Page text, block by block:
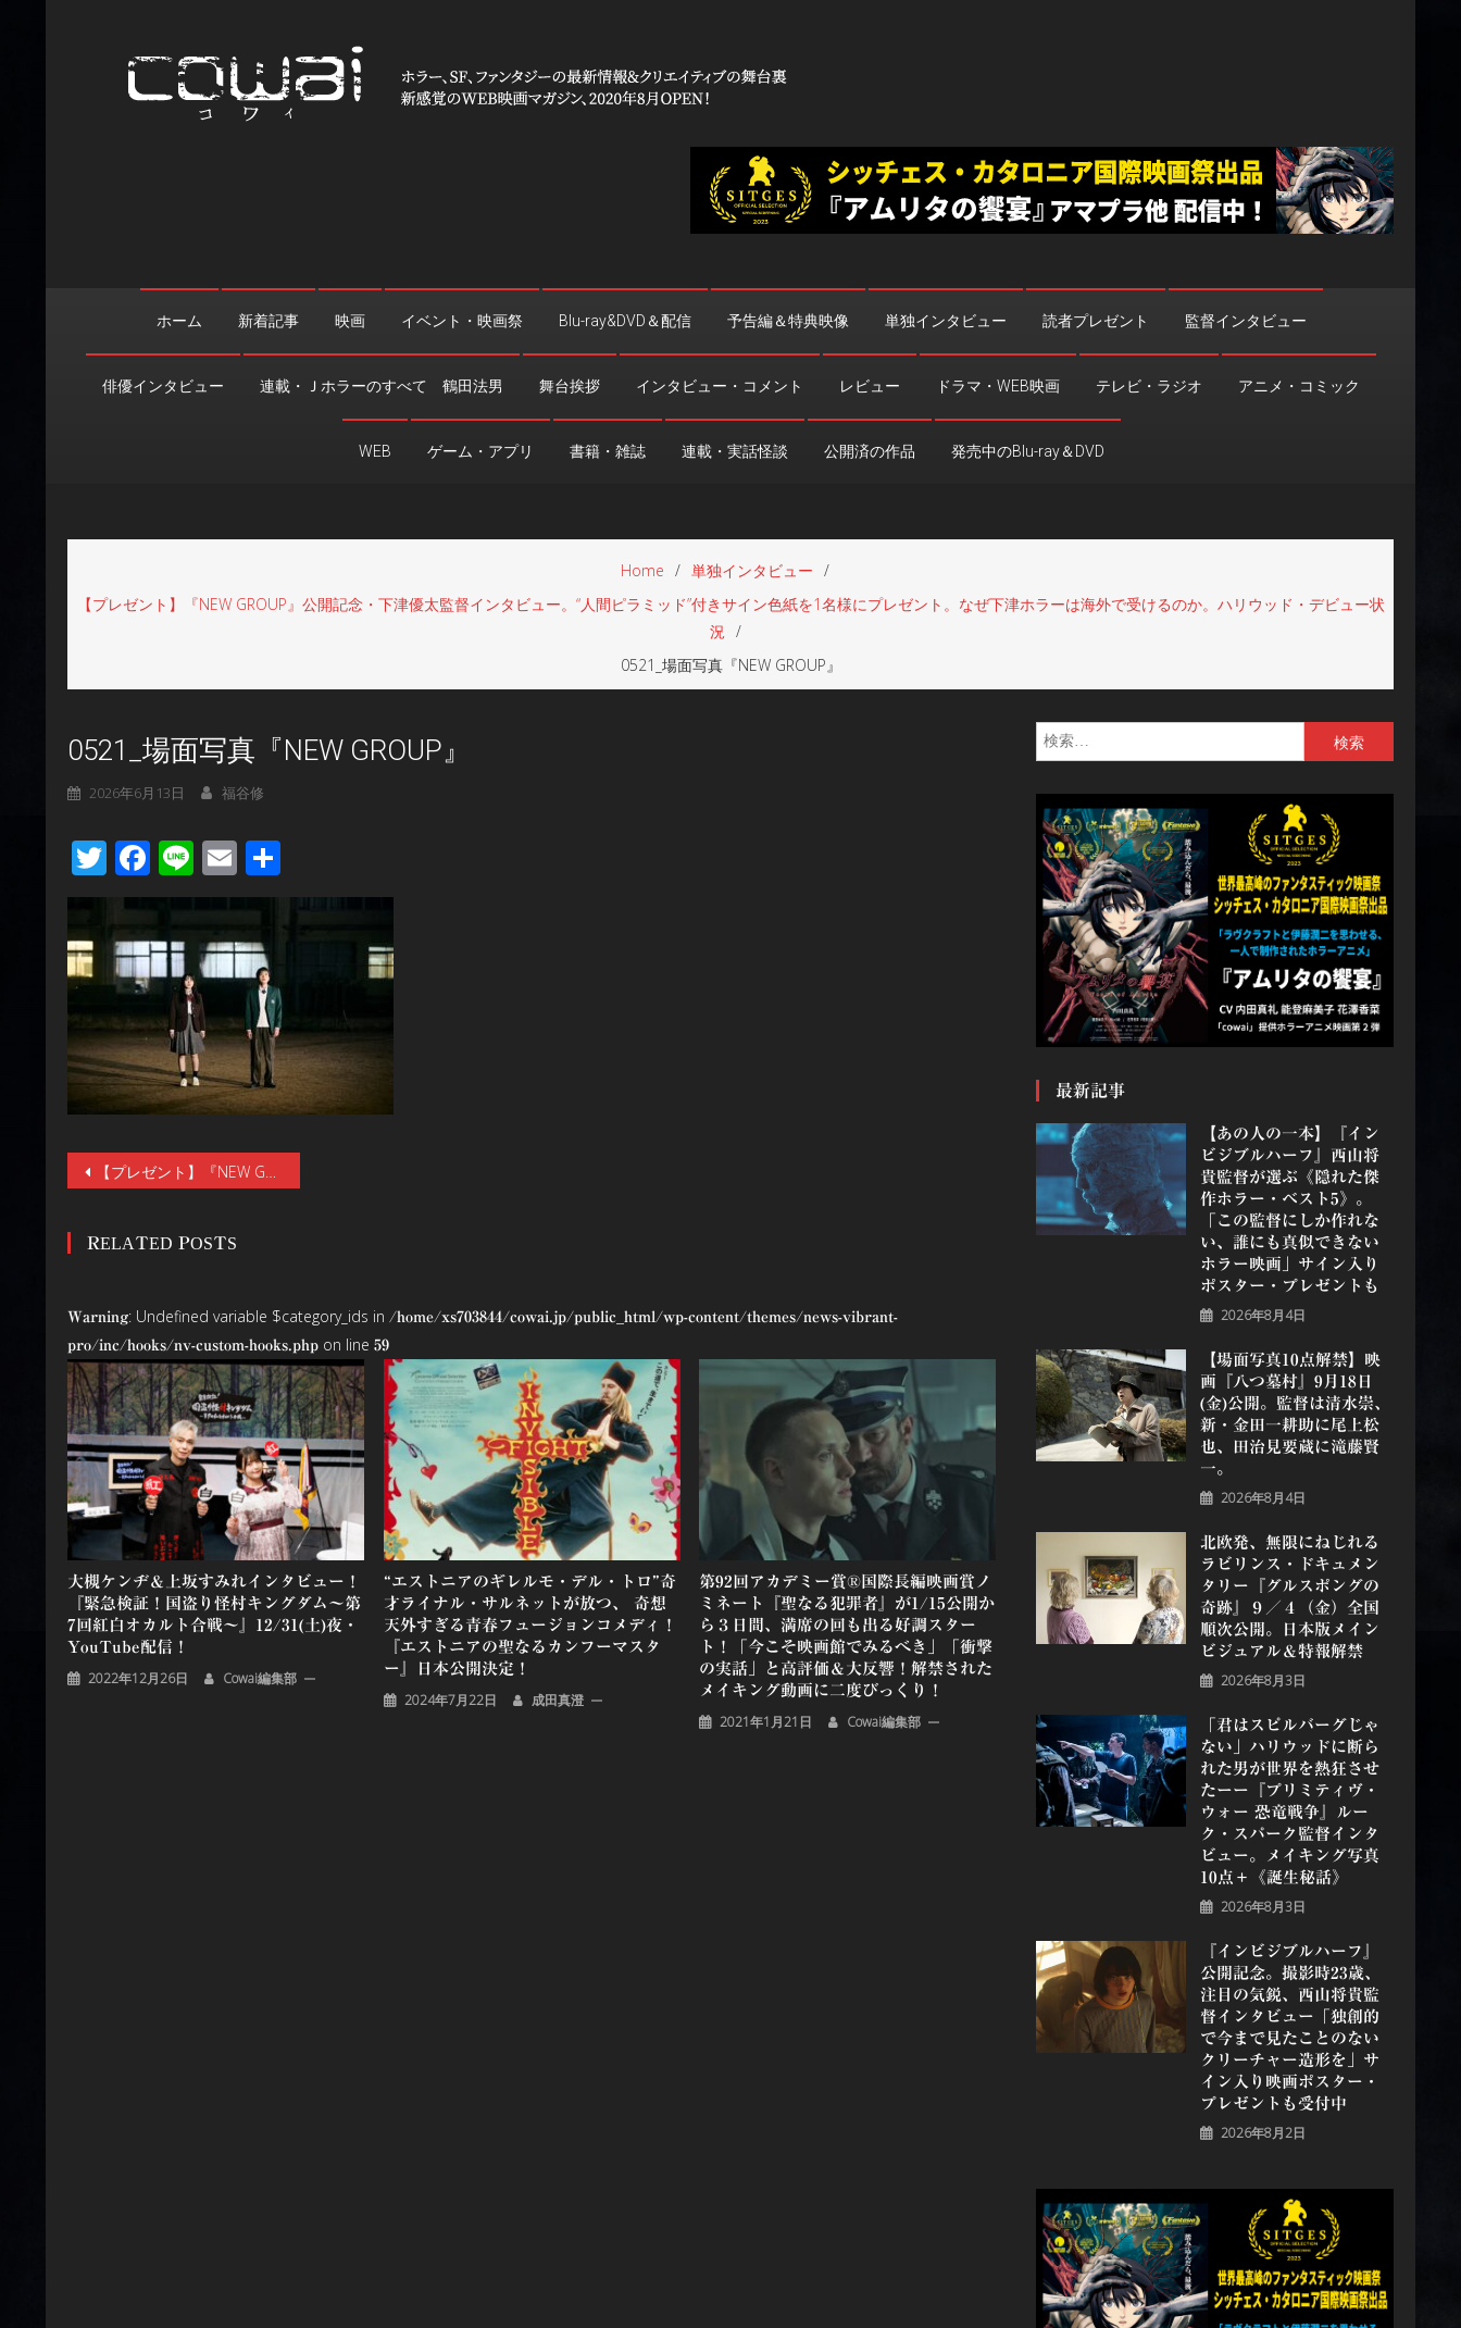
ホーム 新着記事 映画 イベント・映画祭 Blu-ray&DVD＆配信 予告編＆特典映像 単独インタビュー 読者プレゼント 監督インタビュー
俳優インタビュー 連載・Ｊホラーのすべて 鶴田法男 舞台挨拶 インタビュー・コメント レビュー ドラマ・WEB映画 テレビ・ラジオ アニメ・コミック
WEB ゲーム・アプリ 書籍・雑誌 連載・実話怪談 公開済の作品 発売中のBlu-ray＆DVD
Home
単独インタビュー
【プレゼント】『NEW GROUP』公開記念・下津優太監督インタビュー。“人間ピラミッド”付きサイン色紙を1名様にプレゼント。なぜ下津ホラーは海外で受けるのか。ハリウッド・デビュー状
況
0521_場面写真『NEW GROUP』
0521_場面写真『NEW GROUP』
2026年6月13日 福谷修
TwitterFacebook
LineEmail
有
投
ナ
ゲ
ー
シ
ョ
ン
【プレゼント】『NEW GROUP』公開記念・下津優太監督インタビュー。“人間ピラミッド”付きサイン色紙を1名様にプレゼント。なぜ下津ホラーは海外で受けるのか。ハリウッド・デビュー状況
RELATED POSTS
Warning: Undefined variable $category_ids in /home/xs703844/cowai.jp/public_html/wp-content/themes/news-vibrant-
pro/inc/hooks/nv-custom-hooks.php on line 59
大槻ケンヂ＆上坂すみれインタビュー！
『緊急検証！国盗り怪村キングダム～第
7回紅白オカルト合戦～』12/31(土)夜・
YouTube配信！
2022年12月26日 Cowai編集部
“エストニアのギレルモ・デル・トロ”奇
才ライナル・サルネットが放つ、 奇想
天外すぎる青春フュージョンコメディ！
『エストニアの聖なるカンフーマスタ
ー』日本公開決定！
2024年7月22日 成田真澄
第92回アカデミー賞®国際長編映画賞ノ
ミネート『聖なる犯罪者』が1/15公開か
ら３日間、満席の回も出る好調スター
ト！「今こそ映画館でみるべき」「衝撃
の実話」と高評価＆大反響！解禁された
メイキング動画に二度びっくり！
2021年1月21日 Cowai編集部
索:
最新記事
【あの人の一本】『イン
ビジブルハーフ』⻄⼭将
貴監督が選ぶ《隠れた傑
作ホラー・ベスト5》。
「この監督にしか作れな
い、誰にも真似できない
ホラー映画」サイン入り
ポスター・プレゼントも
2026年8月4日
【場面写真10点解禁】映
画『八つ墓村』9月18日
(金)公開。監督は清水崇、
新・金田一耕助に尾上松
也、田治見要蔵に滝藤賢
一。
2026年8月4日
北欧発、無限にねじれる
ラビリンス・ドキュメン
タリー『グルスポングの
奇跡』９／４（金）全国
順次公開。日本版メイン
ビジュアル＆特報解禁
2026年8月3日
「君はスピルバーグじゃ
ない」ハリウッドに断ら
れた男が世界を熱狂させ
たーー『プリミティヴ・
ウォー 恐⻯戦争』ルー
ク・スパーク監督インタ
ビュー。メイキング写真
10点＋《誕⽣秘話》
2026年8月3日
『インビジブルハーフ』
公開記念。撮影時23歳、
注目の気鋭、⻄⼭将貴監
督インタビュー「独創的
で今まで見たことのない
クリーチャー造形を」サ
イン入り映画ポスター・
プレゼントも受付中
2026年8月2日